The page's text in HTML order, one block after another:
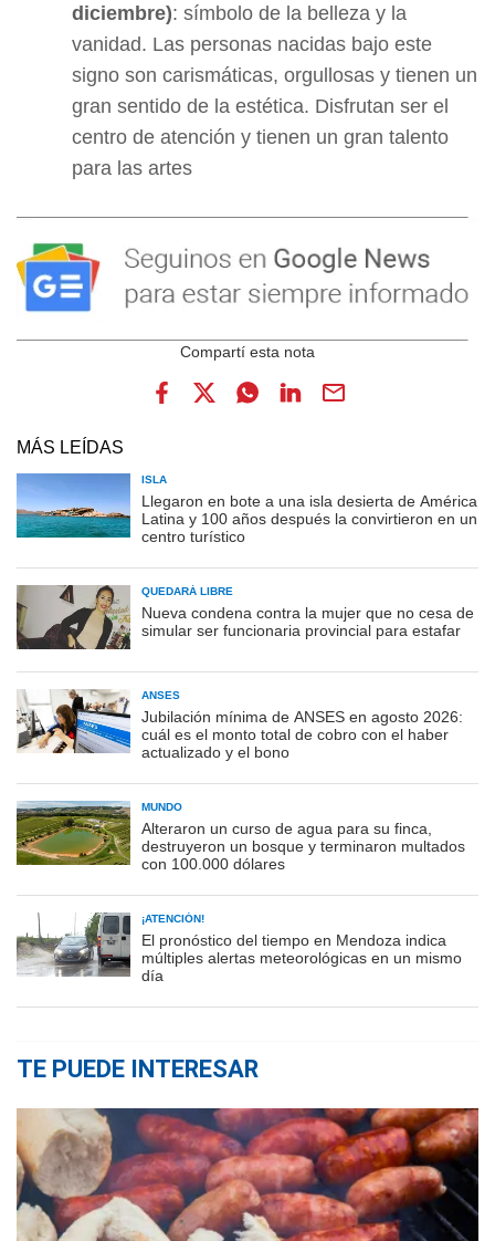
diciembre): símbolo de la belleza y la
vanidad. Las personas nacidas bajo este
signo son carismáticas, orgullosas y tienen un
gran sentido de la estética. Disfrutan ser el
centro de atención y tienen un gran talento
para las artes
MÁS LEÍDAS
ISLA
Llegaron en bote a una isla desierta de América
Latina y 100 años después la convirtieron en un
centro turístico
QUEDARÁ LIBRE
Nueva condena contra la mujer que no cesa de
simular ser funcionaria provincial para estafar
ANSES
Jubilación mínima de ANSES en agosto 2026:
cuál es el monto total de cobro con el haber
actualizado y el bono
MUNDO
Alteraron un curso de agua para su finca,
destruyeron un bosque y terminaron multados
con 100.000 dólares
¡ATENCIÓN!
El pronóstico del tiempo en Mendoza indica
múltiples alertas meteorológicas en un mismo
día
TE PUEDE INTERESAR